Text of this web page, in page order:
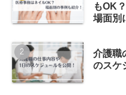
もOK
場面別
介護職
のスケ